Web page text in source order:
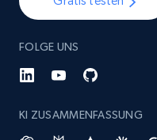
specified keywords
URL, Product id,
price, and more.
FOLGE UNS
KI ZUSAMMENFASSUNG